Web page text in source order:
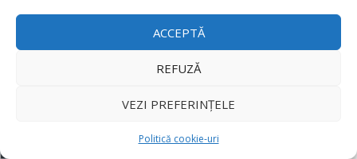
ACCEPTĂ
REFUZĂ
VEZI PREFERINȚELE
Politică cookie-uri